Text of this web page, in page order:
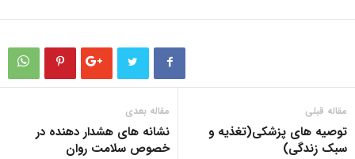
مقاله قبلی
توصیه های پزشکی(تغذیه و
سبک زندگی)
مقاله بعدی
نشانه های هشدار دهنده در
خصوص سلامت روان